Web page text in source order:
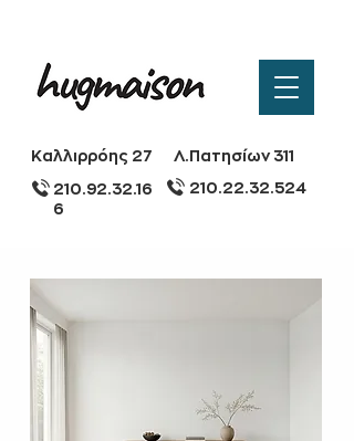
Καλλιρρόης 27
Λ.Πατησίων 311
210.92.32.16
6
210.22.32.524